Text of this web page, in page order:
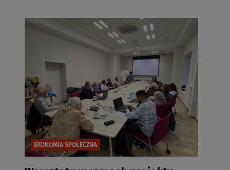
EKONOMIA SPOŁECZNA